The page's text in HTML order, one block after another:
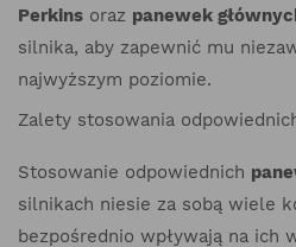
Perkins oraz panewek
silnika, aby zapewnić mu
najwyższym poziomie.
Zalety stosowania
Stosowanie odpowiednich
silnikach niesie za sobą wiele
bezpośrednio wpływają na ich